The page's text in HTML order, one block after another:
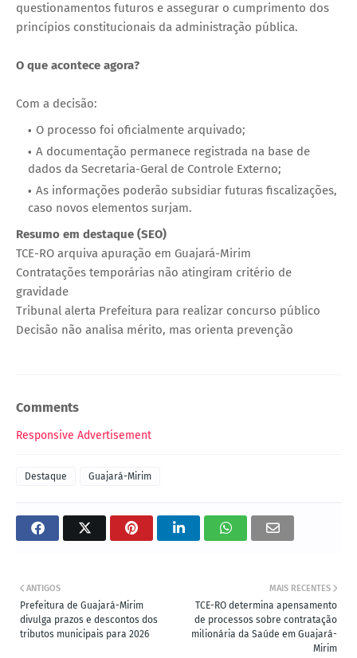
questionamentos futuros e assegurar o cumprimento dos
princípios constitucionais da administração pública.
O que acontece agora?
Com a decisão:
O processo foi oficialmente arquivado;
A documentação permanece registrada na base de
dados da Secretaria-Geral de Controle Externo;
As informações poderão subsidiar futuras fiscalizações,
caso novos elementos surjam.
Resumo em destaque (SEO)
TCE-RO arquiva apuração em Guajará-Mirim
Contratações temporárias não atingiram critério de
gravidade
Tribunal alerta Prefeitura para realizar concurso público
Decisão não analisa mérito, mas orienta prevenção
Comments
Responsive Advertisement
Destaque Guajará-Mirim
MAIS RECENTES
TCE-RO determina apensamento
de processos sobre contratação
milionária da Saúde em Guajará-
Mirim
ANTIGOS
Prefeitura de Guajará-Mirim
divulga prazos e descontos dos
tributos municipais para 2026